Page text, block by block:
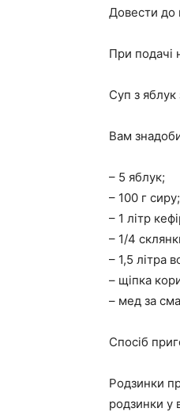
Довести до
При подачі
Суп з яблук
Вам
– 5 яблук;
– 100 г сиру;
– 1 літр
– 1/4
– 1,5 літра
– щіпка
– мед за
Спосіб
Родзинки
родзинки у